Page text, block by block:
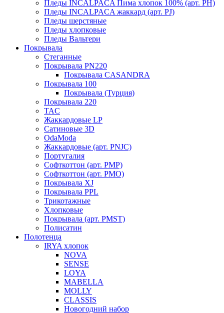
Пледы INCALPACA Пима хлопок 100% (арт. PH)
Пледы INCALPACA жаккард (арт. PJ)
Пледы шерстяные
Пледы хлопковые
Пледы Вальтери
Покрывала
Стеганные
Покрывала PN220
Покрывала CASANDRA
Покрывала 100
Покрывала (Турция)
Покрывала 220
TAC
Жаккардовые LP
Сатиновые 3D
OdaModa
Жаккардовые (арт. PNJC)
Португалия
Софткоттон (арт. PMP)
Софткоттон (арт. PMO)
Покрывала XJ
Покрывала PPL
Трикотажные
Хлопковые
Покрывала (арт. PMST)
Полисатин
Полотенца
IRYA хлопок
NOVA
SENSE
LOYA
MABELLA
MOLLY
CLASSIS
Новогодний набор